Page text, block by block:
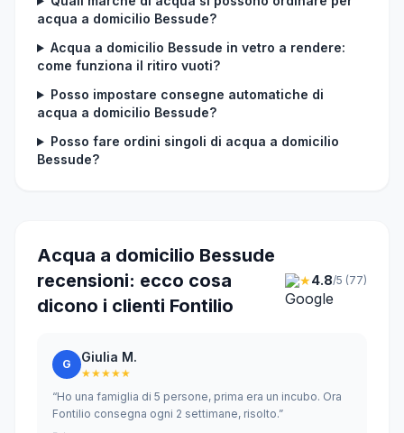
acqua a domicilio Bessude?
Acqua a domicilio Bessude in vetro a rendere:
come funziona il ritiro vuoti?
Posso impostare consegne automatiche di
acqua a domicilio Bessude?
Posso fare ordini singoli di acqua a domicilio
Bessude?
Acqua a domicilio Bessude
recensioni: ecco cosa
dicono i clienti Fontilio
★4.8/5 (77)
G Giulia M.
★★★★★
“Ho una famiglia di 5 persone, prima era un incubo. Ora
Fontilio consegna ogni 2 settimane, risolto.”